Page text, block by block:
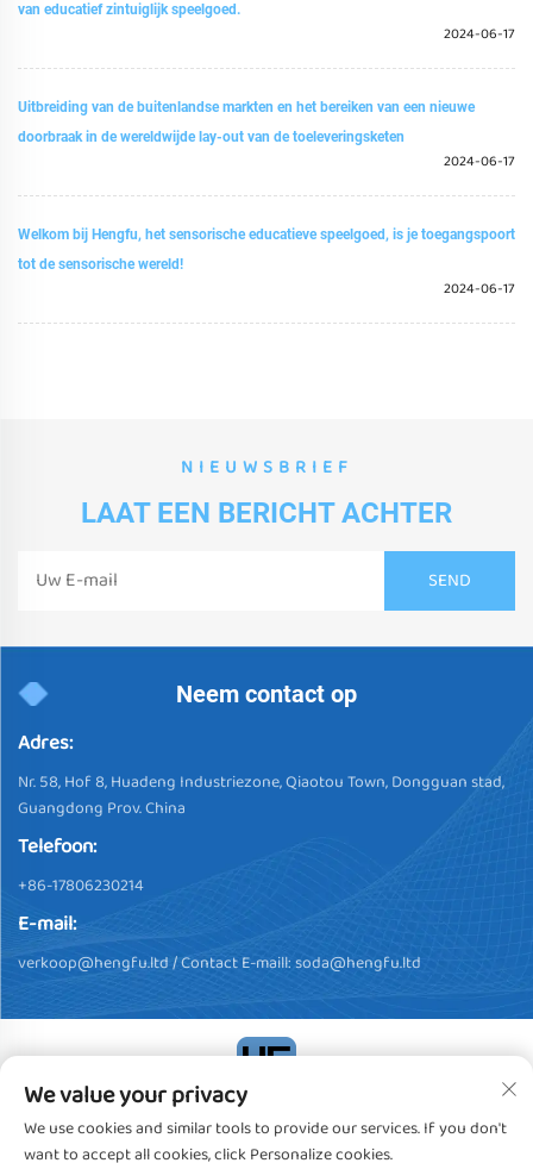
van educatief zintuiglijk speelgoed.
2024-06-17
Uitbreiding van de buitenlandse markten en het bereiken van een nieuwe
doorbraak in de wereldwijde lay-out van de toeleveringsketen
2024-06-17
Welkom bij Hengfu, het sensorische educatieve speelgoed, is je toegangspoort
tot de sensorische wereld!
2024-06-17
NIEUWSBRIEF
LAAT EEN BERICHT ACHTER
Neem contact op
Adres:
Nr. 58, Hof 8, Huadeng Industriezone, Qiaotou Town, Dongguan stad,
Guangdong Prov. China
Telefoon:
+86-17806230214
E-mail:
verkoop@hengfu.ltd/ Contact E-maill:soda@hengfu.ltd
Copyright © 2024, Dongguan Hengfu Plastic Products Co., Ltd.
Alle rechten voorbehoudenPrivacybeleid
We value your privacy
We use cookies and similar tools to provide our services. If you don't
want to accept all cookies, click Personalize cookies.